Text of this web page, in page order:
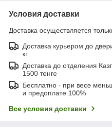
Условия доставки
Доставка осуществляется
Доставка курьером до
кг
Доставка до отделения
1500 тенге
Бесплатно - при весе
и предоплате 100%
Все условия доставки